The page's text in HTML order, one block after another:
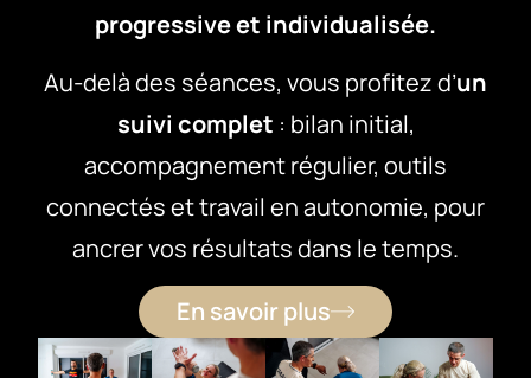
progressive et individualisée.
Au-delà des séances, vous profitez d’un
suivi complet : bilan initial,
accompagnement régulier, outils
connectés et travail en autonomie, pour
ancrer vos résultats dans le temps.
En savoir plus